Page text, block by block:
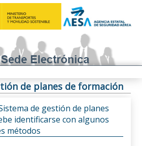
de planes de formación
de gestión de planes
identificarse con algunos
métodos